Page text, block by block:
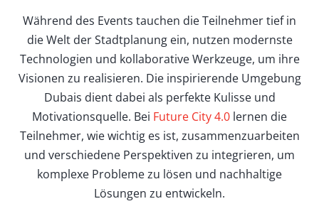
Während des Events tauchen die Teilnehmer tief in
die Welt der Stadtplanung ein, nutzen modernste
Technologien und kollaborative Werkzeuge, um ihre
Visionen zu realisieren. Die inspirierende Umgebung
Dubais dient dabei als perfekte Kulisse und
Motivationsquelle. Bei Future City 4.0 lernen die
Teilnehmer, wie wichtig es ist, zusammenzuarbeiten
und verschiedene Perspektiven zu integrieren, um
komplexe Probleme zu lösen und nachhaltige
Lösungen zu entwickeln.